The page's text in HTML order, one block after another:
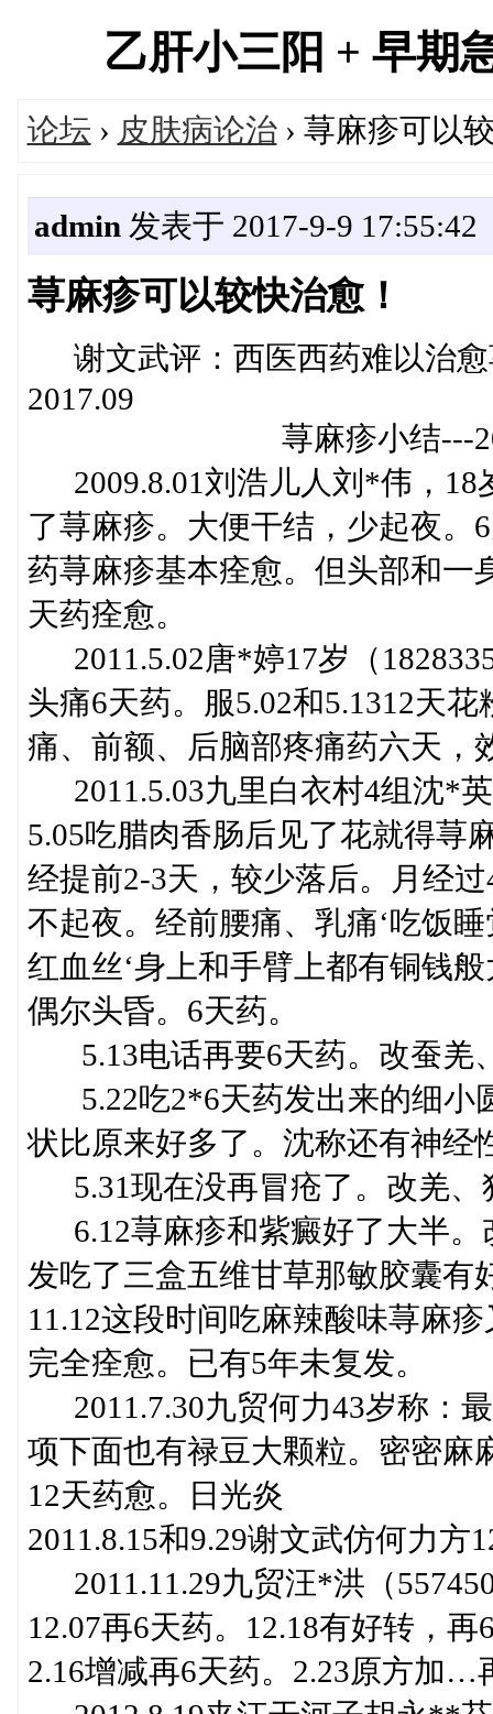
乙肝小三阳 + 早期
论坛 › 皮肤病论治› 荨麻疹可以
admin 发表于 2017-9-9 17:55:42
荨麻疹可以较快治愈！
谢文武评：西医西药难以治愈
2017.09
荨麻疹小结---
2009.8.01刘浩儿人刘*伟，18
了荨麻疹。大便干结，少起夜。
药荨麻疹基本痊愈。但头部和一
天药痊愈。
2011.5.02唐*婷17岁（
头痛6天药。服5.02和5.1312天
痛、前额、后脑部疼痛药六天，
2011.5.03九里白衣村4组沈*
5.05吃腊肉香肠后见了花就得荨
经提前2-3天，较少落后。月经
不起夜。经前腰痛、乳痛‘吃饭
红血丝‘身上和手臂上都有铜钱
偶尔头昏。6天药。
5.13电话再要6天药。改蚕羌
5.22吃2*6天药发出来的细小
状比原来好多了。沈称还有神经
5.31现在没再冒疮了。改羌、
6.12荨麻疹和紫癜好了大半。
发吃了三盒五维甘草那敏胶囊有
11.12这段时间吃麻辣酸味荨麻
完全痊愈。已有5年未复发。
2011.7.30九贸何力43岁称：
项下面也有禄豆大颗粒。密密麻
12天药愈。日光炎
2011.8.15和9.29谢文武仿何力方
2011.11.29九贸汪*洪（
12.07再6天药。12.18有好转，
2.16增减再6天药。2.23原方加…